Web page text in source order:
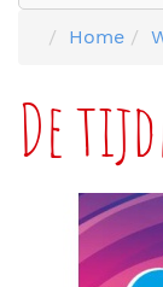
Home
De